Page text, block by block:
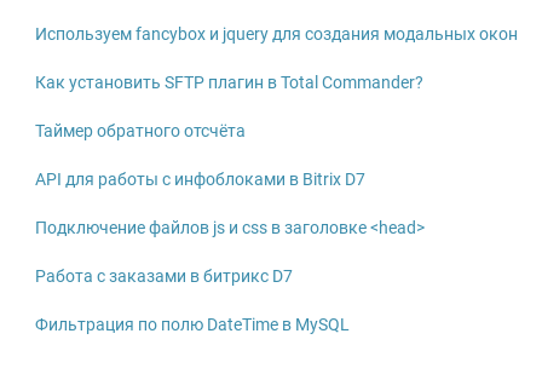
Используем fancybox и jquery для создания модальных окон
Как установить SFTP плагин в Total Commander?
Таймер обратного отсчёта
API для работы с инфоблоками в Bitrix D7
Подключение файлов js и css в заголовке <head>
Работа с заказами в битрикс D7
Фильтрация по полю DateTime в MySQL